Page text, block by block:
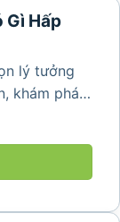
Gì Hấp
lý tưởng
khám phá
dưỡng yên